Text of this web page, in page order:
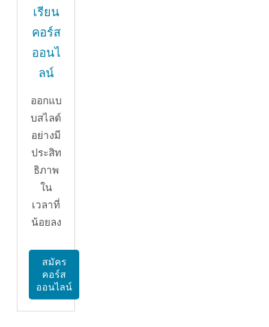
เรียน
คอร์ส
ออนไ
ลน์
ออกแบ
บสไลด์
อย่างมี
ประสิท
ธิภาพ
ใน
เวลาที่
น้อยลง
สมัคร
คอร์ส
ออนไลน์